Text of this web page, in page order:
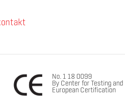
No. 1 18 0099
By Center for Testing and
European Certification